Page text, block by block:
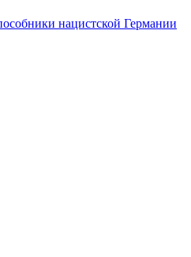
нацистской Германии